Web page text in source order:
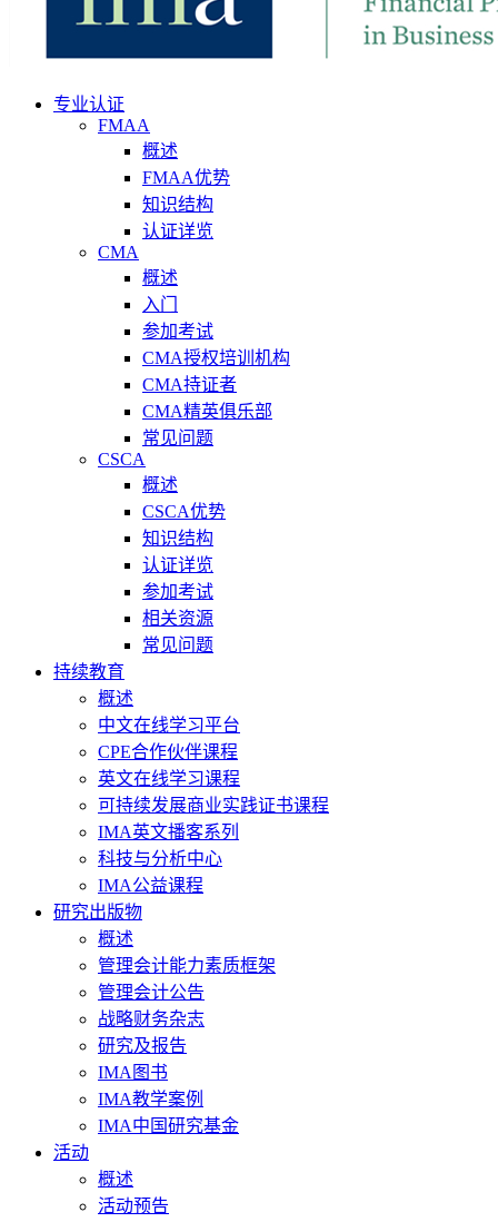
专业认证
FMAA
概述
FMAA优势
知识结构
认证详览
CMA
概述
入门
参加考试
CMA授权培训机构
CMA持证者
CMA精英俱乐部
常见问题
CSCA
概述
CSCA优势
知识结构
认证详览
参加考试
相关资源
常见问题
持续教育
概述
中文在线学习平台
CPE合作伙伴课程
英文在线学习课程
可持续发展商业实践证书课程
IMA英文播客系列
科技与分析中心
IMA公益课程
研究出版物
概述
管理会计能力素质框架
管理会计公告
战略财务杂志
研究及报告
IMA图书
IMA教学案例
IMA中国研究基金
活动
概述
活动预告